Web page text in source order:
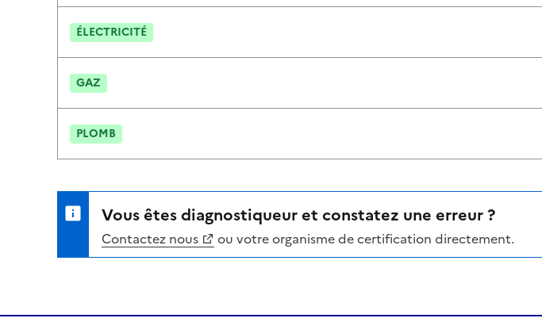
ÉLECTRICITÉ
GAZ
PLOMB
Vous êtes diagnostiqueur et constatez une erreur ?
Contactez nous ou votre organisme de certification directement.